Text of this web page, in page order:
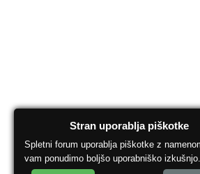
Stran uporablja piškotke
Spletni forum uporablja piškotke z
vam ponudimo boljšo uporabniško izkušnjo.